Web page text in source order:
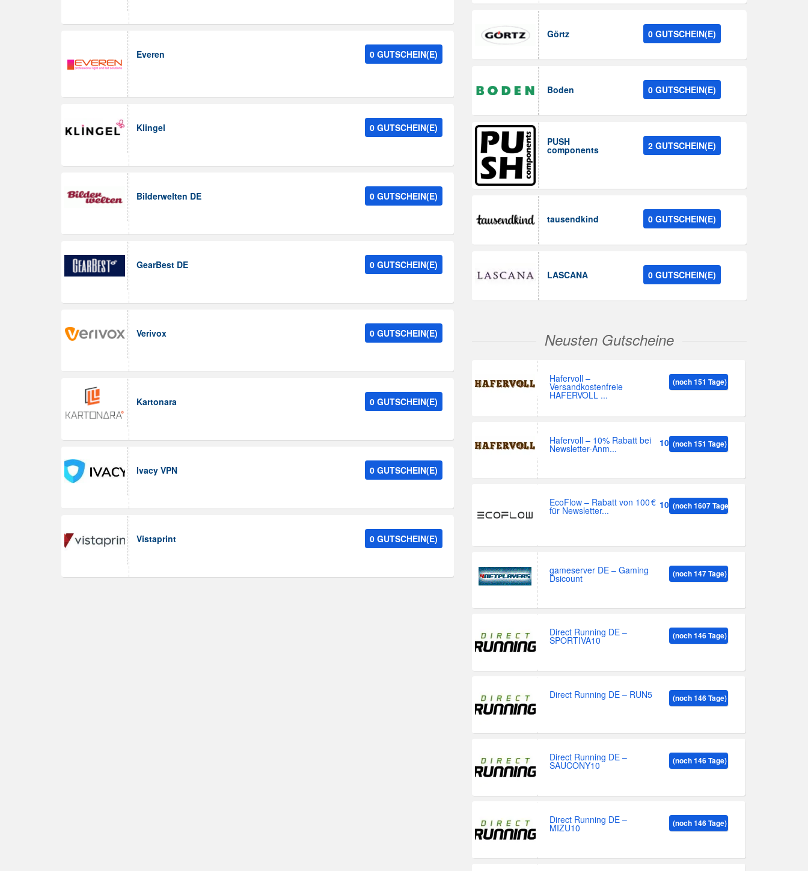
Everen 0 GUTSCHEIN(E)
Klingel 0 GUTSCHEIN(E)
Bilderwelten DE 0 GUTSCHEIN(E)
GearBest DE 0 GUTSCHEIN(E)
Verivox 0 GUTSCHEIN(E)
Kartonara 0 GUTSCHEIN(E)
Ivacy VPN 0 GUTSCHEIN(E)
Vistaprint 0 GUTSCHEIN(E)
Görtz 0 GUTSCHEIN(E)
Boden 0 GUTSCHEIN(E)
PUSH
components 2 GUTSCHEIN(E)
tausendkind 0 GUTSCHEIN(E)
LASCANA 0 GUTSCHEIN(E)
Neusten Gutscheine
Hafervoll –
Versandkostenfreie
HAFERVOLL ...
(noch 151 Tage)
Hafervoll – 10% Rabatt bei
Newsletter-Anm... (noch 151 Tage)
10%
EcoFlow – Rabatt von 100 €
für Newsletter... (noch 1607 Tage)
100
gameserver DE – Gaming
Dsicount (noch 147 Tage)
Direct Running DE –
SPORTIVA10 (noch 146 Tage)
Direct Running DE – RUN5 (noch 146 Tage)
Direct Running DE –
SAUCONY10 (noch 146 Tage)
Direct Running DE –
MIZU10 (noch 146 Tage)